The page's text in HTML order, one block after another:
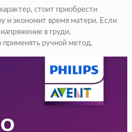
стоит приобрести
и экономит время матери. Если
в груди,
ручной метод.